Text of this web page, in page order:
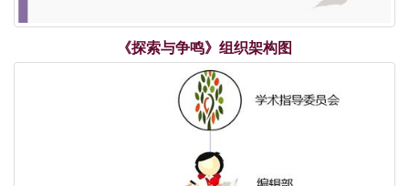
《探索与争鸣》组织架构图